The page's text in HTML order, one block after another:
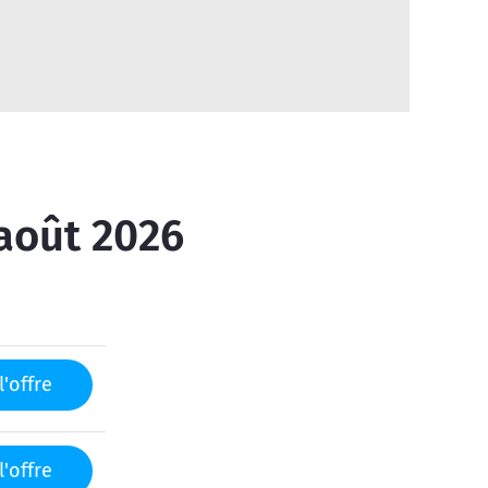
2026